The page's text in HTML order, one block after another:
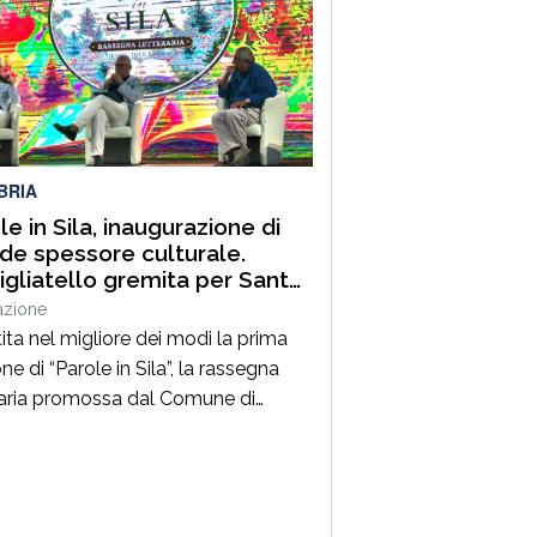
hanno portato nell’entroterra
autorevoli protagonisti della
italiana e internazionale, anche
– Laboratorio
[…]
in Sila, inaugurazione di
spessore culturale.
gremita per Santo
e il Procuratore Aggiunto
Musolino
nel migliore dei modi la prima
di “Parole in Sila”, la rassegna
promossa dal Comune di